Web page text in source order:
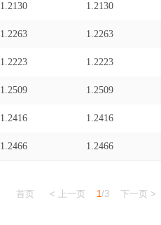
1.2130 1.2130
1.2263 1.2263
1.2223 1.2223
1.2509 1.2509
1.2416 1.2416
1.2466 1.2466
首页 < 上一页 1/3 下一页 >